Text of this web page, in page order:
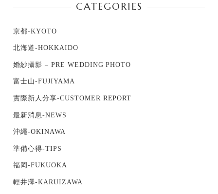
CATEGORIES
京都-KYOTO
北海道-HOKKAIDO
婚紗攝影 – PRE WEDDING PHOTO
富士山-FUJIYAMA
實際新人分享-CUSTOMER REPORT
最新消息-NEWS
沖繩-OKINAWA
準備心得-TIPS
福岡-FUKUOKA
輕井澤-KARUIZAWA